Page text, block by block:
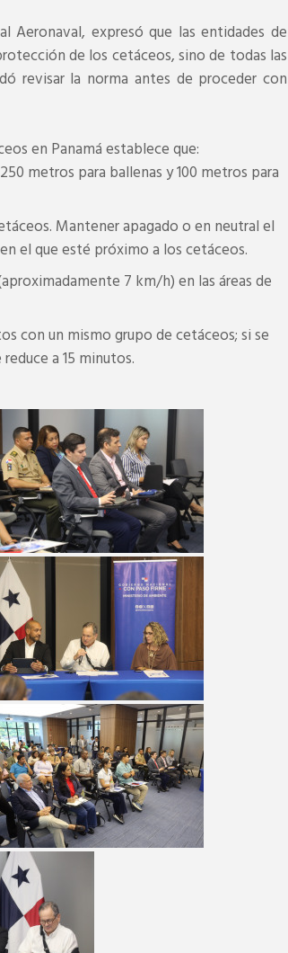
Aeronaval, expresó que las entidades de
de los cetáceos, sino de todas las
revisar la norma antes de proceder con
en Panamá establece que:
metros para ballenas y 100 metros para
Mantener apagado o en neutral el
el que esté próximo a los cetáceos.
7 km/h) en las áreas de
con un mismo grupo de cetáceos; si se
a 15 minutos.